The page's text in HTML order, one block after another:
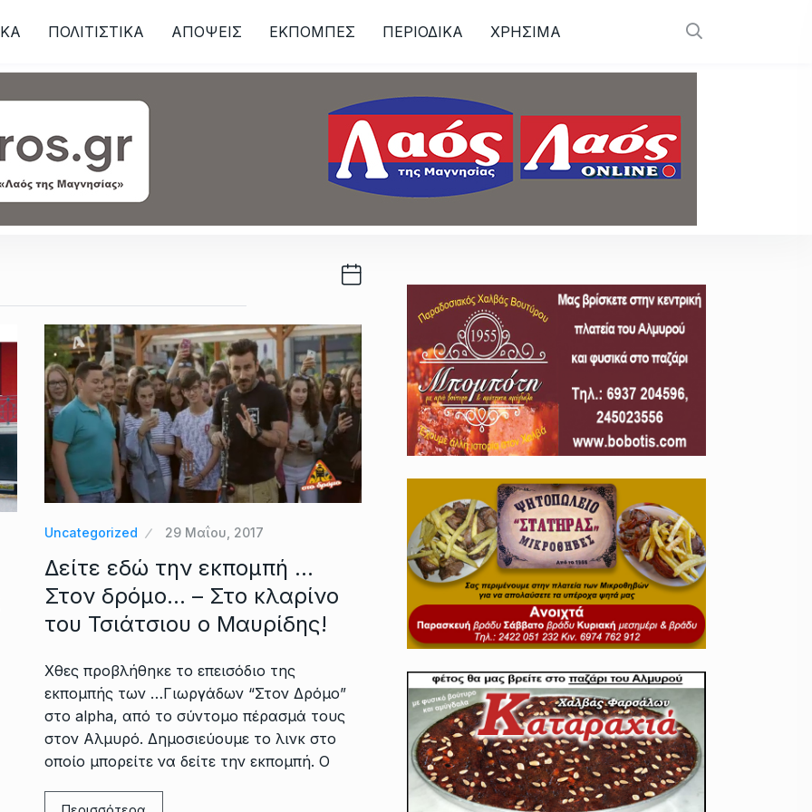
ΠΟΛΙΤΙΣΤΙΚΑ ΑΠΟΨΕΙΣ ΕΚΠΟΜΠΕΣ ΠΕΡΙΟΔΙΚΑ ΧΡΗΣΙΜΑ
Uncategorized 29 Μαΐου, 2017
Δείτε εδώ την εκπομπή …
Στον δρόμο… – Στο κλαρίνο
του Τσιάτσιου ο Μαυρίδης!
Χθες προβλήθηκε το επεισόδιο της
εκπομπής των …Γιωργάδων “Στον Δρόμο”
στο alpha, από το σύντομο πέρασμά τους
στον Αλμυρό. Δημοσιεύουμε το λινκ στο
οποίο μπορείτε να δείτε την εκπομπή. Ο